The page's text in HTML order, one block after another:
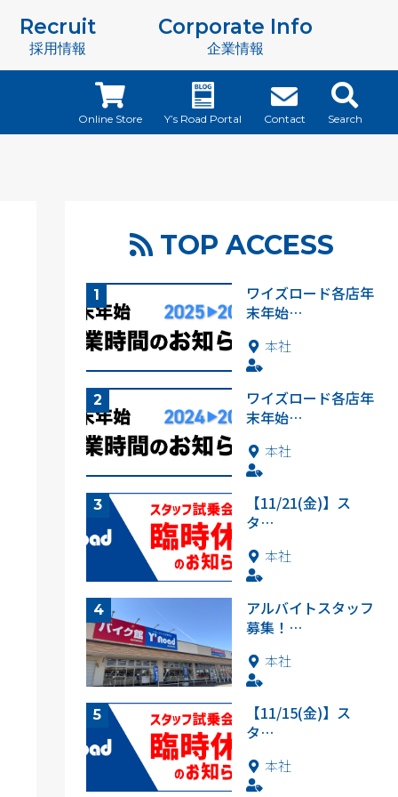
Recruit
採用情報
Corporate Info
企業情報
Online Store Y’s Road Portal Contact Search
TOP ACCESS
ワイズロード各店年
末年始…
本社
ワイズロード各店年
末年始…
本社
【11/21(金)】ス
タ…
本社
アルバイトスタッフ
募集！…
本社
【11/15(金)】ス
タ…
本社